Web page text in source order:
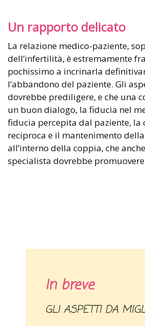
Un rapporto delicato
La relazione medico-paziente,
dell’infertilità, è estremamente
pochissimo a incrinarla
l’abbandono del paziente. Gli
dovrebbe prediligere, e che una
un buon dialogo, la fiducia nel
fiducia percepita dal paziente, la
reciproca e il mantenimento
all’interno della coppia, che
specialista dovrebbe
In breve
GLI ASPETTI DA